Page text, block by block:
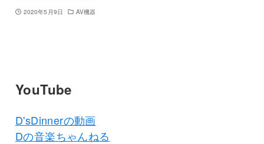
2020年5月9日 AV機器
YouTube
D'sDinnerの動画
Dの音楽ちゃんねる